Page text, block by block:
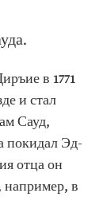
в 1771
и стал
Сауд,
покидал Эд-
отца он
например, в